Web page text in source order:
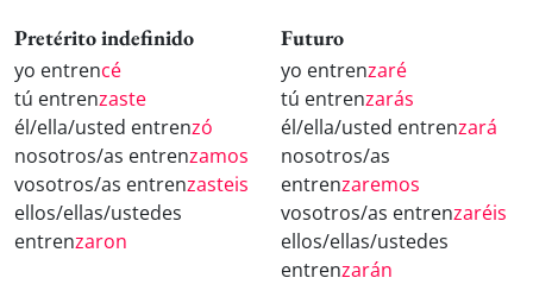
Pretérito indefinido
yo entrencé
tú entrenzaste
él/ella/usted entrenzó
nosotros/as entrenzamos
vosotros/as entrenzasteis
ellos/ellas/ustedes
entrenzaron
Futuro
yo entrenzaré
tú entrenzarás
él/ella/usted entrenzará
nosotros/as
entrenzaremos
vosotros/as entrenzaréis
ellos/ellas/ustedes
entrenzarán